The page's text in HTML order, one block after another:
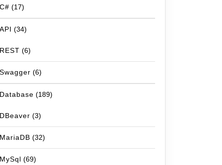
C# (17)
API (34)
REST (6)
Swagger (6)
Database (189)
DBeaver (3)
MariaDB (32)
MySql (69)